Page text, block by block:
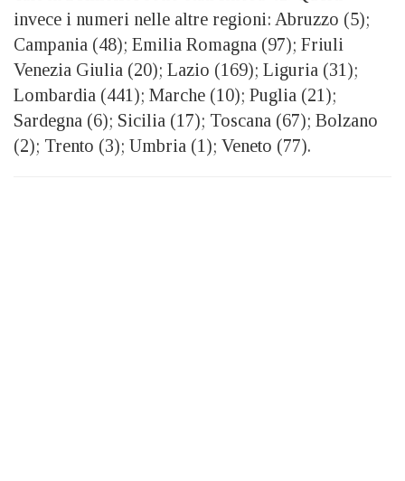
invece i numeri nelle altre regioni: Abruzzo (5);
Campania (48); Emilia Romagna (97); Friuli
Venezia Giulia (20); Lazio (169); Liguria (31);
Lombardia (441); Marche (10); Puglia (21);
Sardegna (6); Sicilia (17); Toscana (67); Bolzano
(2); Trento (3); Umbria (1); Veneto (77).